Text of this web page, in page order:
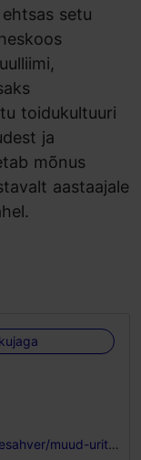
setu
toidukultuuri
ja
mõnus
aastaajale
https://evm.ee/korralda-uritus/ideesahver/muud-uritused/opitoad